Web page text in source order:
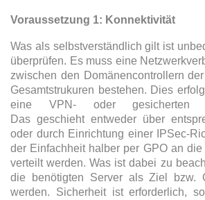
Voraussetzung 1: Konnektivität
Was als selbstverständlich gilt ist
überprüfen. Es muss eine
zwischen den Domänencontrollern
Gesamtstrukuren bestehen. Dies
eine VPN- oder gesicherten
Das geschieht entweder über
oder durch Einrichtung einer IPSec-
der Einfachheit halber per GPO an
verteilt werden. Was ist dabei zu
die benötigten Server als Ziel bzw.
werden. Sicherheit ist erforderlich,